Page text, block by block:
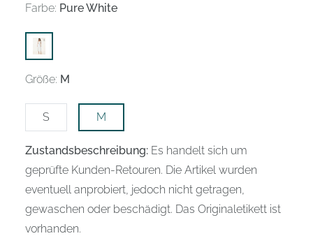
Farbe: Pure White
Größe: M
S M
Zustandsbeschreibung: Es handelt sich um
geprüfte Kunden-Retouren. Die Artikel wurden
eventuell anprobiert, jedoch nicht getragen,
gewaschen oder beschädigt. Das Originaletikett ist
vorhanden.